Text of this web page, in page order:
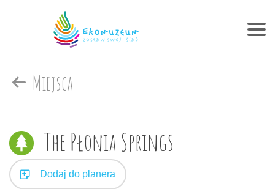
Miejsca
The Płonia Springs
Dodaj do planera